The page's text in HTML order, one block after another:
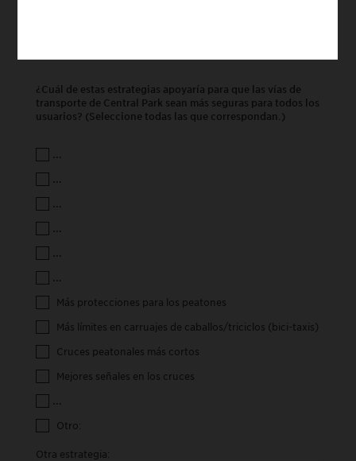
¿Cuál de estas estrategias apoyaría para que las vías de
transporte de Central Park sean más seguras para todos los
usuarios? (Seleccione todas las que correspondan.)
Más señalización en todo el Parque que aclaren las reglas y el
Actualizar las rayas y/o colores de las vías para aclarar las
Un carril separado para bicicletas/vehículos eléctricos más
Cumplimiento más estricto de las normas de tránsito y las
Menos carreras en ruta u otros eventos en las vías de
Tiempos regulados para ciclistas más rápidos/ciclistas en
Más protecciones para los peatones
Más límites en carruajes de caballos/triciclos (bici-taxis)
Cruces peatonales más cortos
Mejores señales en los cruces
Reductores de velocidad u otras soluciones para calmar el
Otro:
Otra estrategia: